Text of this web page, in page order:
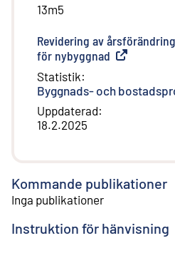
13m5
Revidering av
för nybyggnad Extern länk
Statistik:
Byggnads- och
Uppdaterad:
18.2.2025
Kommande publikationer
Inga publikationer
Instruktion för hänvisning